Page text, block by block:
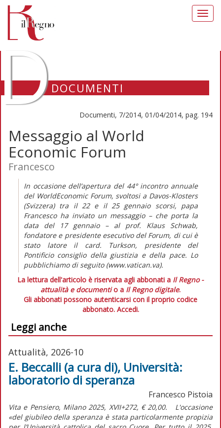
DOCUMENTI
Documenti, 7/2014, 01/04/2014, pag. 194
Messaggio al World
Economic Forum
Francesco
In occasione dell’apertura del 44° incontro annuale
del WorldEconomic Forum, svoltosi a Davos-Klosters
(Svizzera) tra il 22 e il 25 gennaio scorsi, papa
Francesco ha inviato un messaggio – che porta la
data del 17 gennaio – al prof. Klaus Schwab,
fondatore e presidente esecutivo del Forum, di cui è
stato latore il card. Turkson, presidente del
Pontificio consiglio della giustizia e della pace. Lo
pubblichiamo di seguito (www.vatican.va).
La lettura dell'articolo è riservata agli abbonati a Il Regno -
attualità e documentio a Il Regno digitale.
Gli abbonati possono autenticarsi con il proprio codice
abbonato. Accedi.
Leggi anche
Attualità, 2026-10
E. Beccalli (a cura di), Università:
laboratorio di speranza
Francesco Pistoia
Vita e Pensiero, Milano 2025, XVII+272, € 20,00. L'occasione
«del giubileo della speranza è stata particolarmente propizia